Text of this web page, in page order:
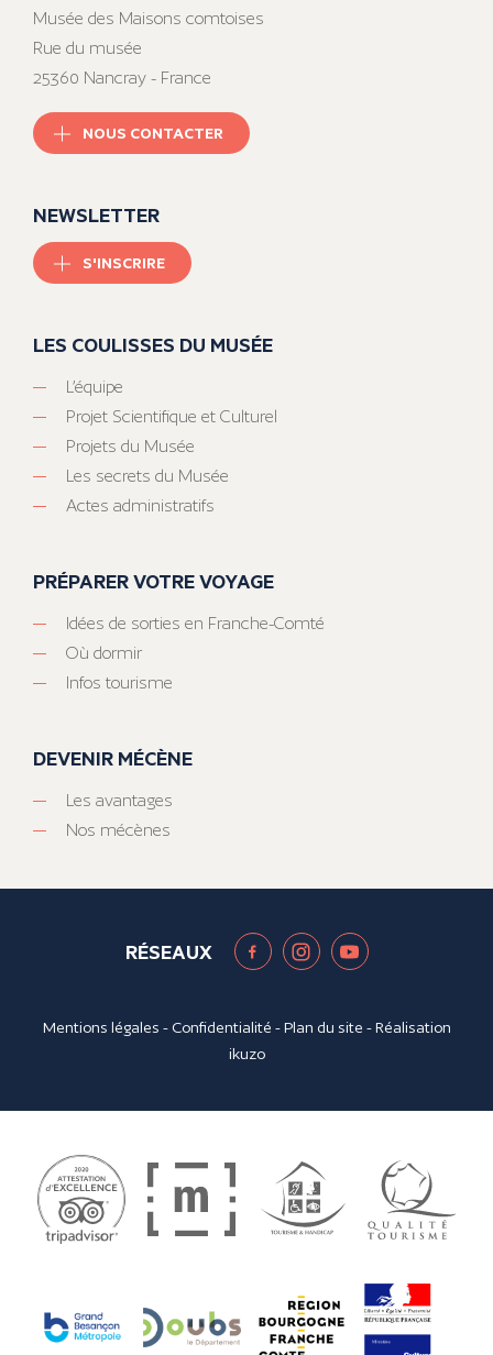
Musée des Maisons comtoises
Rue du musée
25360 Nancray - France
NOUS CONTACTER
NEWSLETTER
S'INSCRIRE
LES COULISSES DU MUSÉE
L’équipe
Projet Scientifique et Culturel
Projets du Musée
Les secrets du Musée
Actes administratifs
PRÉPARER VOTRE VOYAGE
Idées de sorties en Franche-Comté
Où dormir
Infos tourisme
DEVENIR MÉCÈNE
Les avantages
Nos mécènes
RÉSEAUX
Mentions légales - Confidentialité -Plan du site - Réalisation
ikuzo